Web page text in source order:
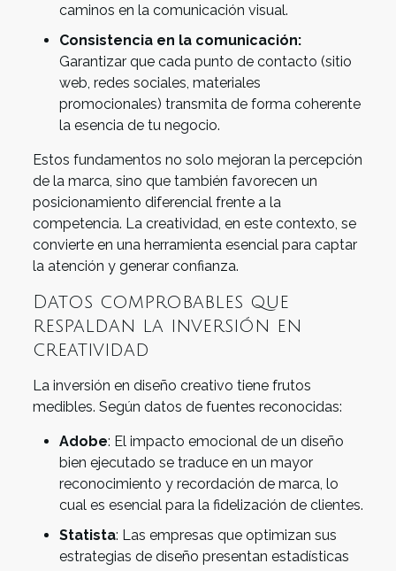
caminos en la comunicación visual.
Consistencia en la comunicación:
Garantizar que cada punto de contacto (sitio
web, redes sociales, materiales
promocionales) transmita de forma coherente
la esencia de tu negocio.
Estos fundamentos no solo mejoran la percepción
de la marca, sino que también favorecen un
posicionamiento diferencial frente a la
competencia. La creatividad, en este contexto, se
convierte en una herramienta esencial para captar
la atención y generar confianza.
Datos comprobables que
respaldan la inversión en
creatividad
La inversión en diseño creativo tiene frutos
medibles. Según datos de fuentes reconocidas:
Adobe: El impacto emocional de un diseño
bien ejecutado se traduce en un mayor
reconocimiento y recordación de marca, lo
cual es esencial para la fidelización de clientes.
Statista: Las empresas que optimizan sus
estrategias de diseño presentan estadísticas